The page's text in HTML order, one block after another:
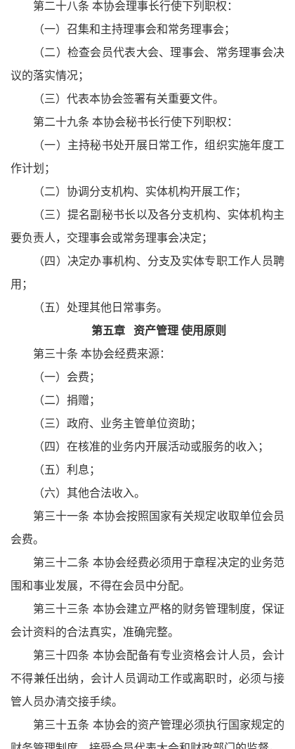
第二十八条 本协会理事长行使下列职权：
（一）召集和主持理事会和常务理事会；
（二）检查会员代表大会、理事会、常务理事会决
议的落实情况；
（三）代表本协会签署有关重要文件。
第二十九条 本协会秘书长行使下列职权：
（一）主持秘书处开展日常工作，组织实施年度工
作计划；
（二）协调分支机构、实体机构开展工作；
（三）提名副秘书长以及各分支机构、实体机构主
要负责人，交理事会或常务理事会决定；
（四）决定办事机构、分支及实体专职工作人员聘
用；
（五）处理其他日常事务。
第五章
资产管理 使用原则
第三十条 本协会经费来源：
（一）会费；
（二）捐赠；
（三）政府、业务主管单位资助；
（四）在核准的业务内开展活动或服务的收入；
（五）利息；
（六）其他合法收入。
第三十一条 本协会按照国家有关规定收取单位会员
会费。
第三十二条 本协会经费必须用于章程决定的业务范
围和事业发展，不得在会员中分配。
第三十三条 本协会建立严格的财务管理制度，保证
会计资料的合法真实，准确完整。
第三十四条 本协会配备有专业资格会计人员，会计
不得兼任出纳，会计人员调动工作或离职时，必须与接
管人员办清交接手续。
第三十五条 本协会的资产管理必须执行国家规定的